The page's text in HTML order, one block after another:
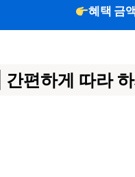
혜택 금
편하게 따라